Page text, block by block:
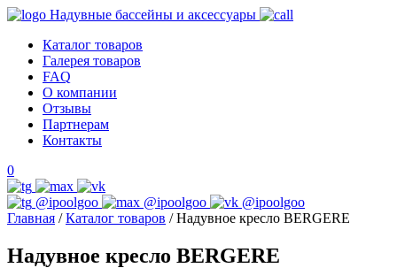
Skip
content
Надувные бассейны и аксессуары
Каталог товаров
Галерея товаров
FAQ
О компании
Отзывы
Партнерам
Контакты
0
@ipoolgoo @ipoolgoo
@ipoolgoo
Главная /Каталог товаров / Надувное кресло BERGERE
Надувное кресло BERGERE